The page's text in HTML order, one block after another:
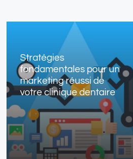
Stratégies
fondamentales pour un
marketing réussi de
votre clinique dentaire